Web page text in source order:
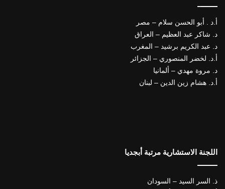
أ.د . أبو الحسن سلام – مصر
د. شاكر عبد العظيم – العراق
د. عبد الكريم برشيد – المغرب
أ.د. لخضر المنصوري – الجزائر
د. مروة مهدي – ألمانيا
أ.د. هشام زين الدين – لبنان
اللجنة الاستشارية مرتبة أبجديا
ذ. السر السيد – السودان